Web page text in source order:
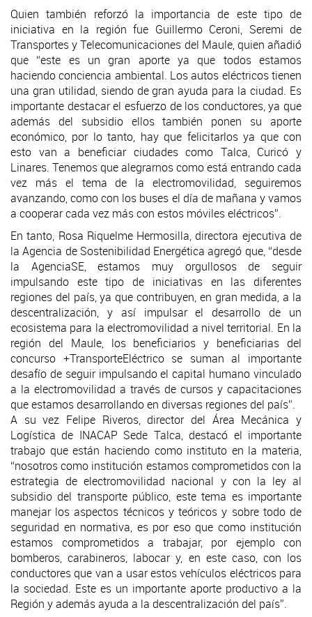
Quien también reforzó la importancia de este tipo de
iniciativa en la región fue Guillermo Ceroni, Seremi de
Transportes y Telecomunicaciones del Maule, quien añadió
que “este es un gran aporte ya que todos estamos
haciendo conciencia ambiental. Los autos eléctricos tienen
una gran utilidad, siendo de gran ayuda para la ciudad. Es
importante destacar el esfuerzo de los conductores, ya que
además del subsidio ellos también ponen su aporte
económico, por lo tanto, hay que felicitarlos ya que con
esto van a beneficiar ciudades como Talca, Curicó y
Linares. Tenemos que alegrarnos como está entrando cada
vez más el tema de la electromovilidad, seguiremos
avanzando, como con los buses el día de mañana y vamos
a cooperar cada vez más con estos móviles eléctricos”.
En tanto, Rosa Riquelme Hermosilla, directora ejecutiva de
la Agencia de Sostenibilidad Energética agregó que, “desde
la AgenciaSE, estamos muy orgullosos de seguir
impulsando este tipo de iniciativas en las diferentes
regiones del país, ya que contribuyen, en gran medida, a la
descentralización, y así impulsar el desarrollo de un
ecosistema para la electromovilidad a nivel territorial. En la
región del Maule, los beneficiarios y beneficiarias del
concurso +TransporteEléctrico se suman al importante
desafío de seguir impulsando el capital humano vinculado
a la electromovilidad a través de cursos y capacitaciones
que estamos desarrollando en diversas regiones del país”.
A su vez Felipe Riveros, director del Área Mecánica y
Logística de INACAP Sede Talca, destacó el importante
trabajo que están haciendo como instituto en la materia,
“nosotros como institución estamos comprometidos con la
estrategia de electromovilidad nacional y con la ley al
subsidio del transporte público, este tema es importante
manejar los aspectos técnicos y teóricos y sobre todo de
seguridad en normativa, es por eso que como institución
estamos comprometidos a trabajar, por ejemplo con
bomberos, carabineros, labocar y, en este caso, con los
conductores que van a usar estos vehículos eléctricos para
la sociedad. Este es un importante aporte productivo a la
Región y además ayuda a la descentralización del país”.